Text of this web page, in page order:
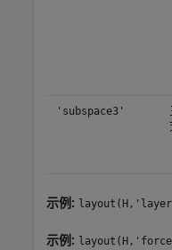
'subspace3'
示例:
示例: